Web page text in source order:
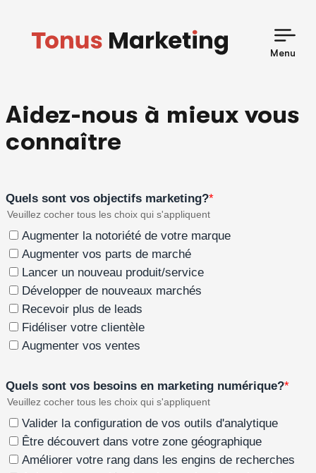
content
Menu
Aidez-nous à mieux vous
connaître